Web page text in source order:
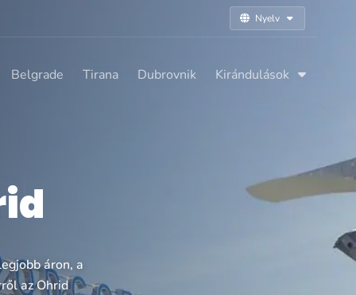
Nyelv
Belgrade Tirana Dubrovnik Kirándulások
áron, a
az Ohrid